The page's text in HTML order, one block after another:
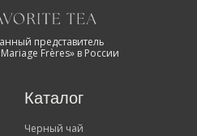
представитель
Frères» в России
Каталог
Черный чай